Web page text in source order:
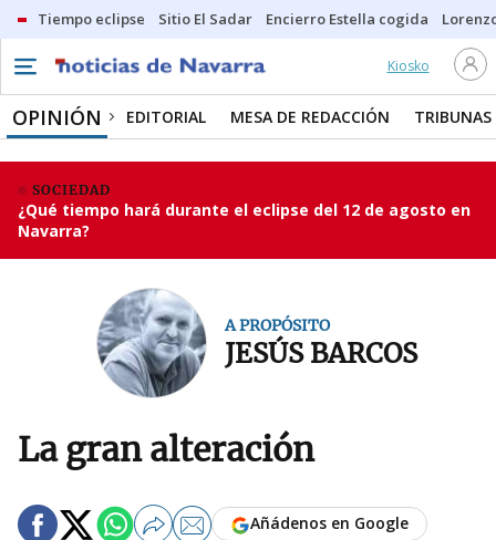
Tiempo eclipse Sitio El Sadar Encierro Estella cogida
Kiosko
OPINIÓN EDITORIAL MESA DE REDACCIÓN TRIBUNAS
SOCIEDAD
¿Qué tiempo hará durante el eclipse del 12 de agosto en
Navarra?
A PROPÓSITO
JESÚS BARCOS
La gran alteración
Añádenos en Google